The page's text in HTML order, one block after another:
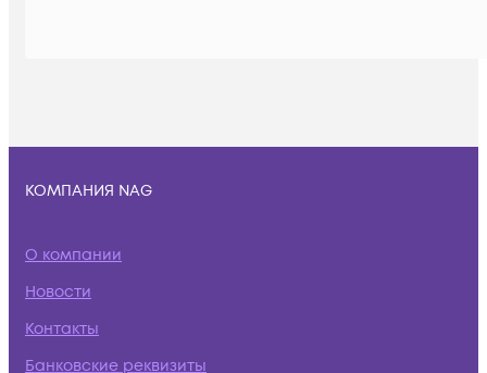
КОМПАНИЯ NAG
О компании
Новости
Контакты
Банковские реквизиты